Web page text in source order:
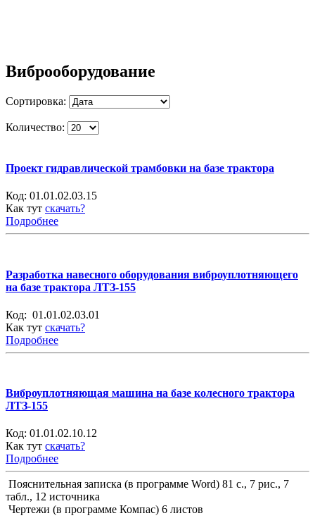
Виброоборудование
Сортировка:
Количество:
Проект гидравлической трамбовки на базе трактора
Код: 01.01.02.03.15
Как тут скачать?
Подробнее
Разработка навесного оборудования виброуплотняющего
на базе трактора ЛТЗ-155
Код: 01.01.02.03.01
Как тут скачать?
Подробнее
Виброуплотняющая машина на базе колесного трактора
ЛТЗ-155
Код: 01.01.02.10.12
Как тут скачать?
Подробнее
Пояснительная записка (в программе Word) 81 с., 7 рис., 7
табл., 12 источника
Чертежи (в программе Компас) 6 листов